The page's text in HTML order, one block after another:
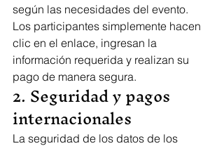
según las necesidades del evento.
Los participantes simplemente hacen
clic en el enlace, ingresan la
información requerida y realizan su
pago de manera segura.
2. Seguridad y pagos
internacionales
La seguridad de los datos de los